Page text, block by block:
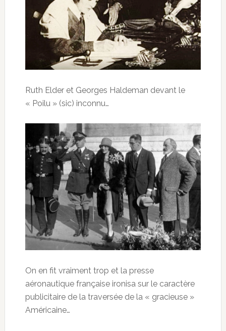
Ruth Elder et Georges Haldeman devant le
« Poilu » (sic) inconnu…
On en fit vraiment trop et la presse
aéronautique française ironisa sur le caractère
publicitaire de la traversée de la « gracieuse »
Américaine…